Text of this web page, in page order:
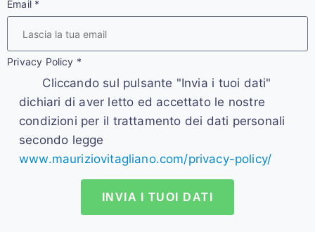
Email *
Privacy Policy *
Cliccando sul pulsante "Invia i tuoi dati"
dichiari di aver letto ed accettato le nostre
condizioni per il trattamento dei dati personali
secondo legge
www.mauriziovitagliano.com/privacy-policy/